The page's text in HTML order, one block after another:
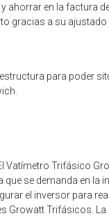
ahorrar en la factura
gracias a su ajustado
para poder
Vatímetro Trifásico
se demanda en la
el inversor para
Growatt Trifásicos.